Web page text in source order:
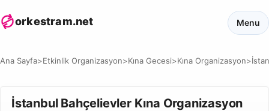
orkestram.net Menu
Ana Sayfa>Etkinlik Organizasyon>Kına Gecesi>Kına Organizasyon>
İstanbul Bahçelievler Kına Organizasyon